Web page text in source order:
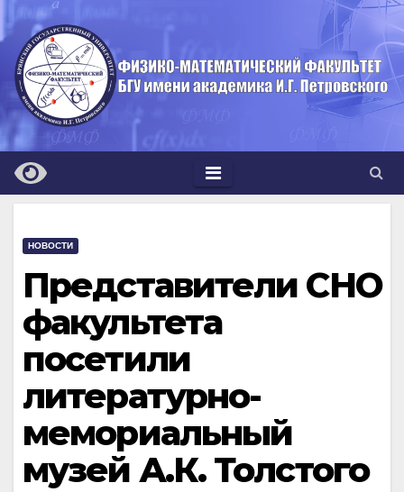
Перейти
к
содержимому
НОВОСТИ
Представители СНО
факультета
посетили
литературно-
мемориальный
музей А.К. Толстого